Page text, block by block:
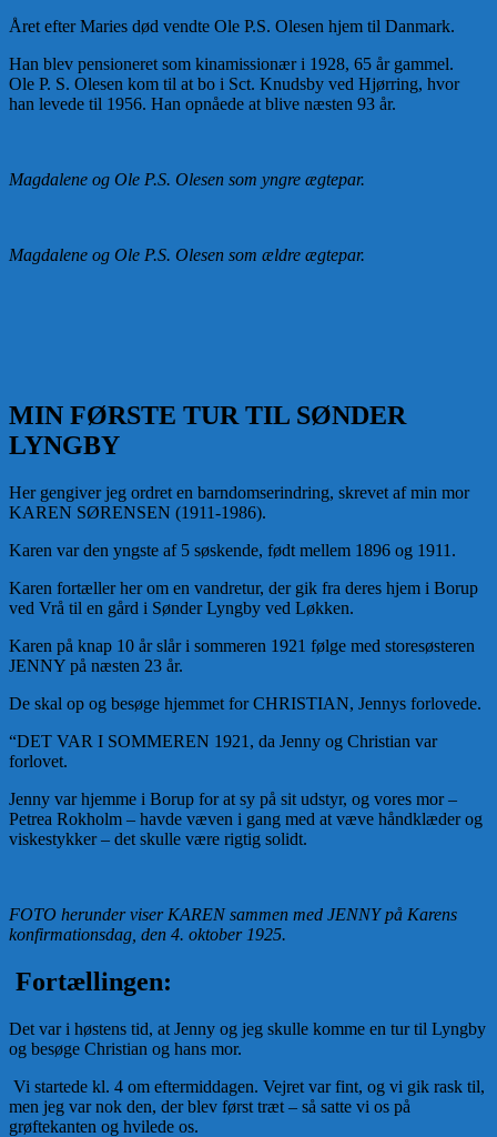
Året efter Maries død vendte Ole P.S. Olesen hjem til Danmark.
Han blev pensioneret som kinamissionær i 1928, 65 år gammel.
Ole P. S. Olesen kom til at bo i Sct. Knudsby ved Hjørring, hvor
han levede til 1956. Han opnåede at blive næsten 93 år.
Magdalene og Ole P.S. Olesen som yngre ægtepar.
Magdalene og Ole P.S. Olesen som ældre ægtepar.
MIN FØRSTE TUR TIL SØNDER
LYNGBY
Her gengiver jeg ordret en barndomserindring, skrevet af min mor
KAREN SØRENSEN (1911-1986).
Karen var den yngste af 5 søskende, født mellem 1896 og 1911.
Karen fortæller her om en vandretur, der gik fra deres hjem i Borup
ved Vrå til en gård i Sønder Lyngby ved Løkken.
Karen på knap 10 år slår i sommeren 1921 følge med storesøsteren
JENNY på næsten 23 år.
De skal op og besøge hjemmet for CHRISTIAN, Jennys forlovede.
“DET VAR I SOMMEREN 1921, da Jenny og Christian var
forlovet.
Jenny var hjemme i Borup for at sy på sit udstyr, og vores mor –
Petrea Rokholm – havde væven i gang med at væve håndklæder og
viskestykker – det skulle være rigtig solidt.
FOTO herunder viser KAREN sammen med JENNY på Karens
konfirmationsdag, den 4. oktober 1925.
Fortællingen:
Det var i høstens tid, at Jenny og jeg skulle komme en tur til Lyngby
og besøge Christian og hans mor.
Vi startede kl. 4 om eftermiddagen. Vejret var fint, og vi gik rask til,
men jeg var nok den, der blev først træt – så satte vi os på
grøftekanten og hvilede os.